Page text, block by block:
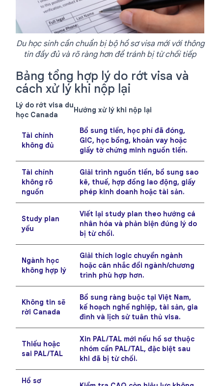
Du học sinh cần chuẩn bị bộ hồ sơ visa mới với thông
tin đầy đủ và rõ ràng hơn để tránh bị từ chối tiếp
Bảng tổng hợp lý do rớt visa và
cách xử lý khi nộp lại
Lý do rớt visa du
học Canada
Hướng xử lý khi nộp lại
Tài chính
không đủ
Bổ sung tiền, học phí đã đóng,
GIC, học bổng, khoản vay hoặc
giấy tờ chứng minh nguồn tiền.
Tài chính
không rõ
nguồn
Giải trình nguồn tiền, bổ sung sao
kê, thuế, hợp đồng lao động, giấy
phép kinh doanh hoặc tài sản.
Study plan
yếu
Viết lại study plan theo hướng cá
nhân hóa và phản biện đúng lý do
bị từ chối.
Ngành học
không hợp lý
Giải thích logic chuyển ngành
hoặc cân nhắc đổi ngành/chương
trình phù hợp hơn.
Không tin sẽ
rời Canada
Bổ sung ràng buộc tại Việt Nam,
kế hoạch nghề nghiệp, tài sản, gia
đình và lịch sử tuân thủ visa.
Thiếu hoặc
sai PAL/TAL
Xin PAL/TAL mới nếu hồ sơ thuộc
nhóm cần PAL/TAL, đặc biệt sau
khi đã bị từ chối.
Hồ sơ